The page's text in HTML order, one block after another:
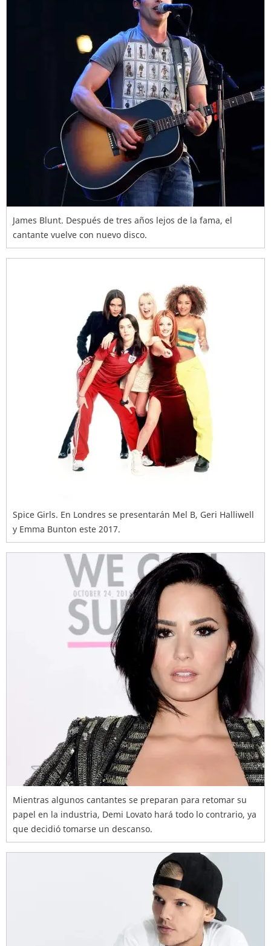
James Blunt. Después de tres años lejos de la fama, el
cantante vuelve con nuevo disco.
Spice Girls. En Londres se presentarán Mel B, Geri Halliwell
y Emma Bunton este 2017.
Mientras algunos cantantes se preparan para retomar su
papel en la industria, Demi Lovato hará todo lo contrario, ya
que decidió tomarse un descanso.